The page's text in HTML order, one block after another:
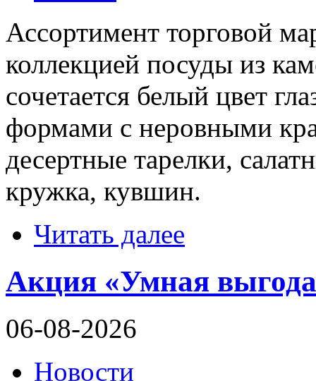
Ассортимент торговой
коллекцией посуды из
сочетается белый цвет
формами с неровными
десертные тарелки,
кружка, кувшин.
Читать далее
Акция «Умная
06-08-2026
Новости